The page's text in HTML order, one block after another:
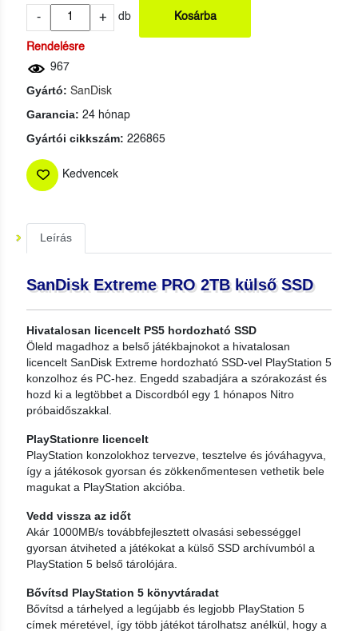
- + db Kosárba
Rendelésre
967
Gyártó: SanDisk
Garancia: 24 hónap
Gyártói cikkszám: 226865
Kedvencek
Leírás
SanDisk Extreme PRO 2TB külső SSD
Hivatalosan licencelt PS5 hordozható SSD
Öleld magadhoz a belső játékbajnokot a hivatalosan
licencelt SanDisk Extreme hordozható SSD-vel PlayStation 5
konzolhoz és PC-hez. Engedd szabadjára a szórakozást és
hozd ki a legtöbbet a Discordból egy 1 hónapos Nitro
próbaidőszakkal.
PlayStationre licencelt
PlayStation konzolokhoz tervezve, tesztelve és jóváhagyva,
így a játékosok gyorsan és zökkenőmentesen vethetik bele
magukat a PlayStation akcióba.
Vedd vissza az időt
Akár 1000MB/s továbbfejlesztett olvasási sebességgel
gyorsan átviheted a játékokat a külső SSD archívumból a
PlayStation 5 belső tárolójára.
Bővítsd PlayStation 5 könyvtáradat
Bővítsd a tárhelyed a legújabb és legjobb PlayStation 5
címek méretével, így több játékot tárolhatsz anélkül, hogy a